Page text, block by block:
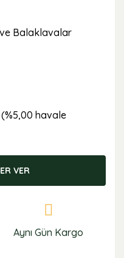
Balaklavalar
(%5,00 havale
VER
Aynı Gün Kargo